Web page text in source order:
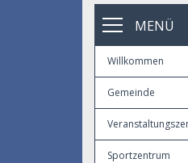
MENÜ
Willkommen
Gemeinde
Sportzentrum